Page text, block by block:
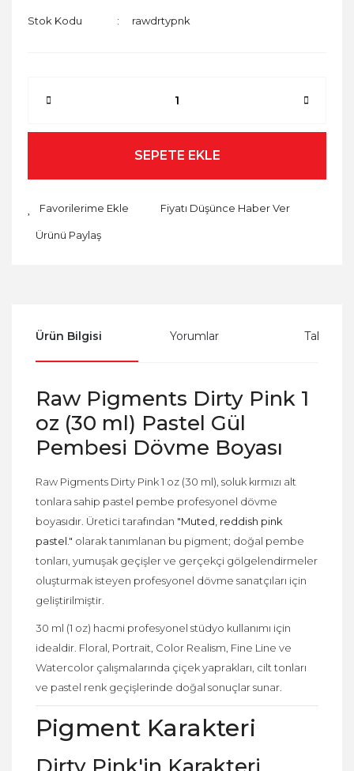
Stok Kodu rawdrtypnk
SEPETE EKLE
Fiyatı Düşünce Haber Ver
Ürünü Paylaş
Ürün Bilgisi Yorumlar Taksit
Raw Pigments Dirty Pink 1
oz (30 ml) Pastel Gül
Pembesi Dövme Boyası
Raw Pigments Dirty Pink 1 oz (30 ml), soluk kırmızı alt
tonlara sahip pastel pembe profesyonel dövme
boyasıdır. Üretici tarafından "Muted, reddish pink
pastel." olarak tanımlanan bu pigment; doğal pembe
tonları, yumuşak geçişler ve gerçekçi gölgelendirmeler
oluşturmak isteyen profesyonel dövme sanatçıları için
geliştirilmiştir.
30 ml (1 oz) hacmi profesyonel stüdyo kullanımı için
idealdir. Floral, Portrait, Color Realism, Fine Line ve
Watercolor çalışmalarında çiçek yaprakları, cilt tonları
ve pastel renk geçişlerinde doğal sonuçlar sunar.
Pigment Karakteri